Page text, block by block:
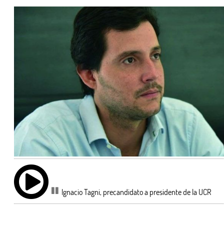
Ignacio Tagni, precandidato a presidente de la UCR